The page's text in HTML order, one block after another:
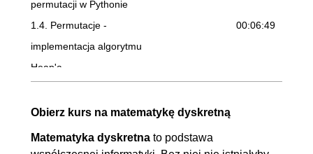
permutacji w Pythonie
1.4. Permutacje -
implementacja algorytmu
Heap'a
00:06:49
wzory
1.7. Reguła mnożenia w
00:13:07
Obierz kurs na matematykę dyskretną
Matematyka dyskretna to podstawa